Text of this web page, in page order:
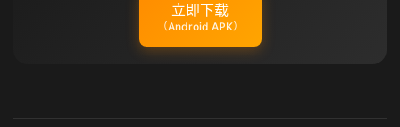
立即下载
（Android APK）